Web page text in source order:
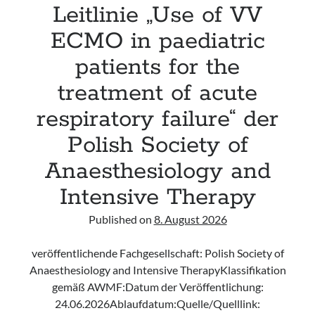
Leitlinie „Use of VV
ECMO in paediatric
patients for the
treatment of acute
respiratory failure“ der
Polish Society of
Anaesthesiology and
Intensive Therapy
Published on 8. August 2026
veröffentlichende Fachgesellschaft: Polish Society of
Anaesthesiology and Intensive TherapyKlassifikation
gemäß AWMF:Datum der Veröffentlichung:
24.06.2026Ablaufdatum:Quelle/Quelllink: